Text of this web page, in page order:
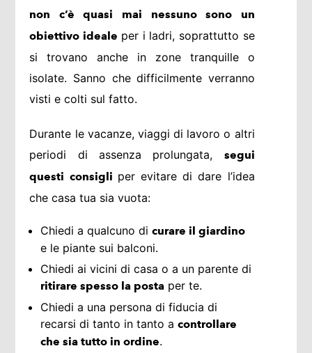
non c’è quasi mai nessuno sono un
obiettivo ideale per i ladri, soprattutto se
si trovano anche in zone tranquille o
isolate. Sanno che difficilmente verranno
visti e colti sul fatto.
Durante le vacanze, viaggi di lavoro o altri
periodi di assenza prolungata, segui
questi consigli per evitare di dare l’idea
che casa tua sia vuota:
Chiedi a qualcuno dicurare il giardino
e le piante sui balconi.
Chiedi ai vicini di casa o a un parente di
ritirare spesso la posta per te.
Chiedi a una persona di fiducia di
recarsi di tanto in tanto acontrollare
che sia tutto in ordine.